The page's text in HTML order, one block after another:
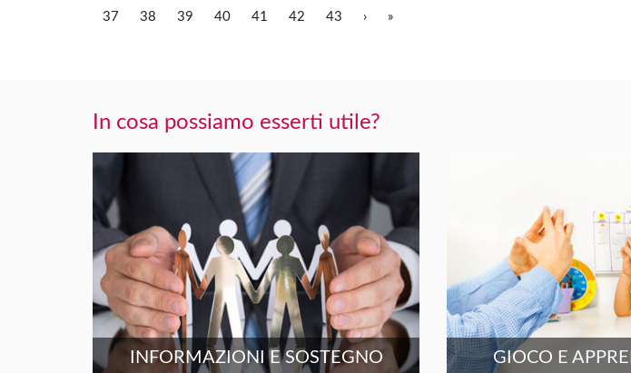
37 38 39 40 41 42 43 › »
In cosa possiamo esserti utile?
INFORMAZIONI E SOSTEGNO GIOCO E